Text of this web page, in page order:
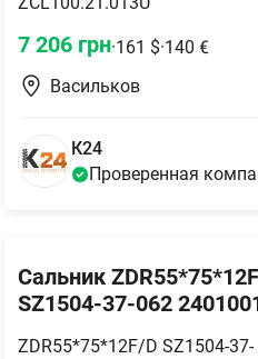
7 206 грн·161 $·140 €
Васильков
К24
Проверенная
Сальник
SZ1504-37-062
ZDR55*75*12F/D SZ1504-37-